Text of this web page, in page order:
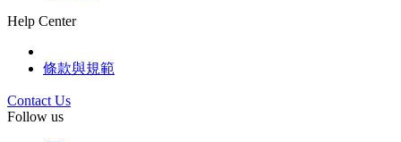
Help Center
條款與規範
Contact Us
Follow us